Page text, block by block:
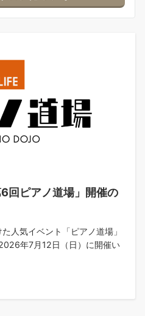
回ピアノ道場」開催の
人気イベント「ピアノ道場」
年7月12日（日）に開催い